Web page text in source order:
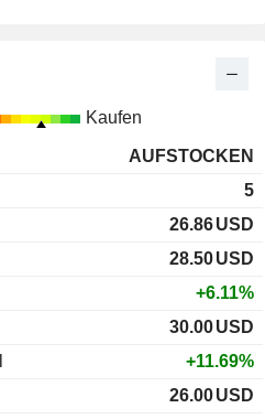
Kaufen
AUFSTOCKEN
5
26.86USD
28.50USD
+6.11%
30.00USD
+11.69%
26.00USD